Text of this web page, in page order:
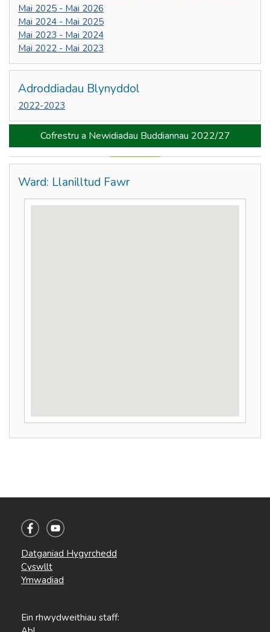
Mai 2025 - Mai 2026
Mai 2024 - Mai 2025
Mai 2023 - Mai 2024
Mai 2022 - Mai 2023
Adroddiadau Blynyddol
2022-2023
Cofrestru a Newidiadau Buddiannau 2022/27
Ward: Llanilltud Fawr
Datganiad Hygyrchedd
Cyswllt
Ymwadiad
Ein rhwydweithiau staff: